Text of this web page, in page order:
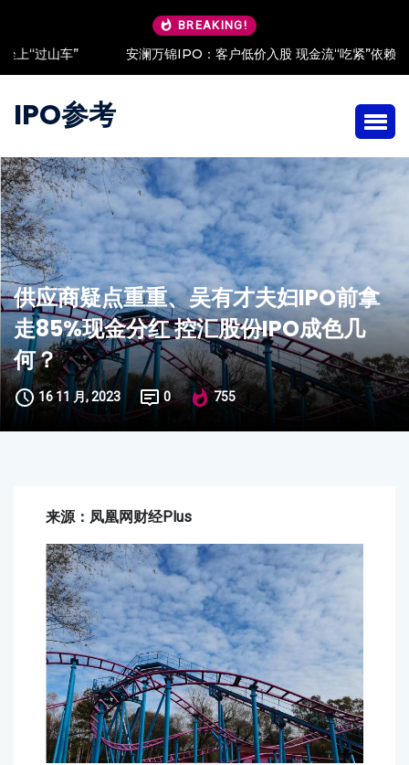
BREAKING!
安澜万锦IPO：客户低价入股 现金流“吃紧”依赖大客户
IPO参考
供应商疑点重重、吴有才夫妇IPO前拿
走85%现金分红 控汇股份IPO成色几
何？
16 11 月, 2023 0 755
来源：凤凰网财经plus